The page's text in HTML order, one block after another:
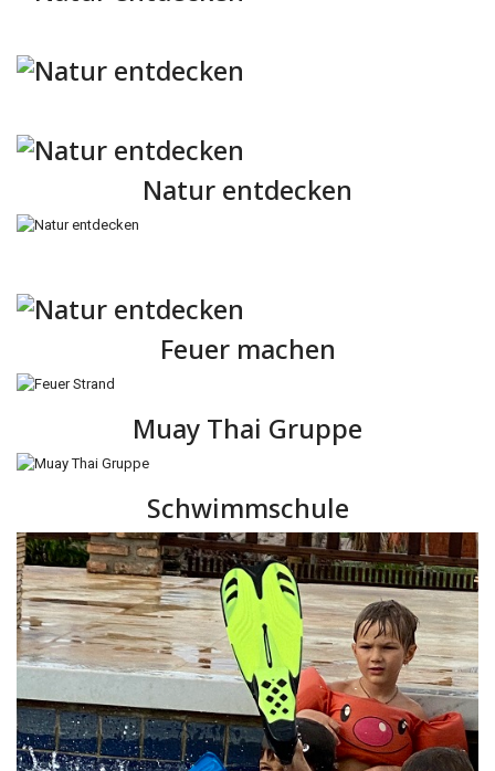
Natur entdecken
Feuer machen
Muay Thai Gruppe
Schwimmschule